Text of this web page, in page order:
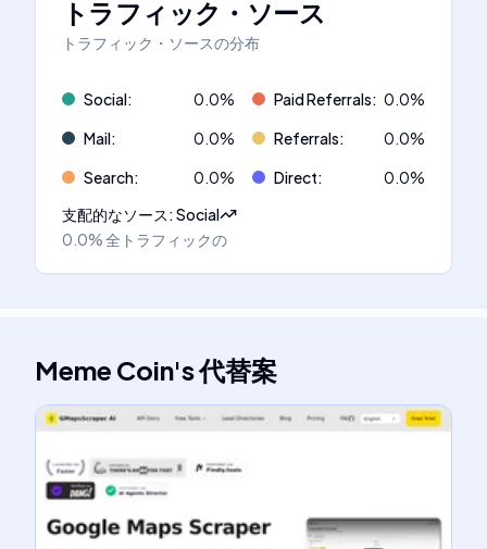
トラフィック・ソース
トラフィック・ソースの分布
Social: 0.0% Paid Referrals: 0.0%
Mail: 0.0% Referrals: 0.0%
Search: 0.0% Direct: 0.0%
支配的なソース:Social
0.0%全トラフィックの
Meme Coin's代替案